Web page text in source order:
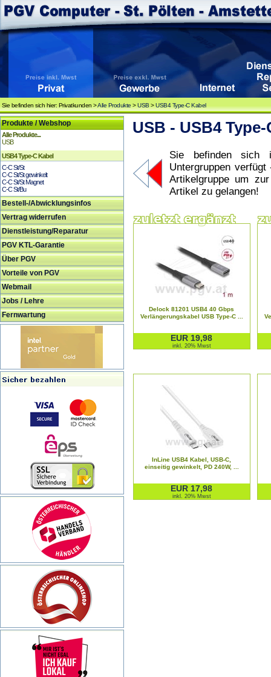
Sie befinden sich hier: Privatkunden >Alle Produkte >USB >USB4 Type-C Kabel
Produkte / Webshop
Alle Produkte...
USB
USB4 Type-C Kabel
C-C St/St
C-C St/St gewinkelt
C-C St/St Magnet
C-C St/Bu
Bestell-/Abwicklungsinfos
Vertrag widerrufen
Dienstleistung/Reparatur
PGV KTL-Garantie
Über PGV
Vorteile von PGV
Webmail
Jobs / Lehre
Fernwartung
USB - USB4
Sie befinden sich
Untergruppen
Artikelgruppe um
Artikel zu gelangen!
Delock 81201 USB4 40 Gbps
Verlängerungskabel USB Type-C ...
EUR 19,98
inkl. 20% Mwst
InLine USB4 Kabel, USB-C,
einseitig gewinkelt, PD 240W, ...
EUR 17,98
inkl. 20% Mwst